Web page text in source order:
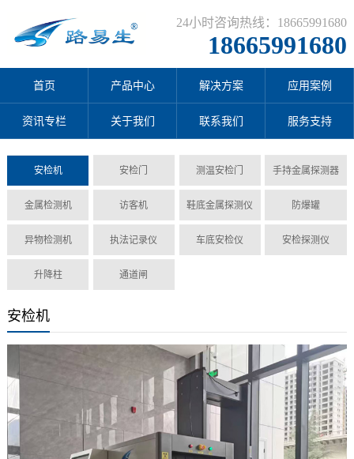
24小时咨询热线：18665991680
18665991680
首页 产品中心 解决方案 应用案例
资讯专栏 关于我们 联系我们 服务支持
安检机 安检门 测温安检门 手持金属探测器
金属检测机 访客机 鞋底金属探测仪 防爆罐
异物检测机 执法记录仪 车底安检仪 安检探测仪
升降柱 通道闸
安检机